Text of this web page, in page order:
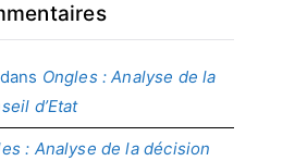
dans Ongles : Analyse de la
d’Etat
: Analyse de la décision